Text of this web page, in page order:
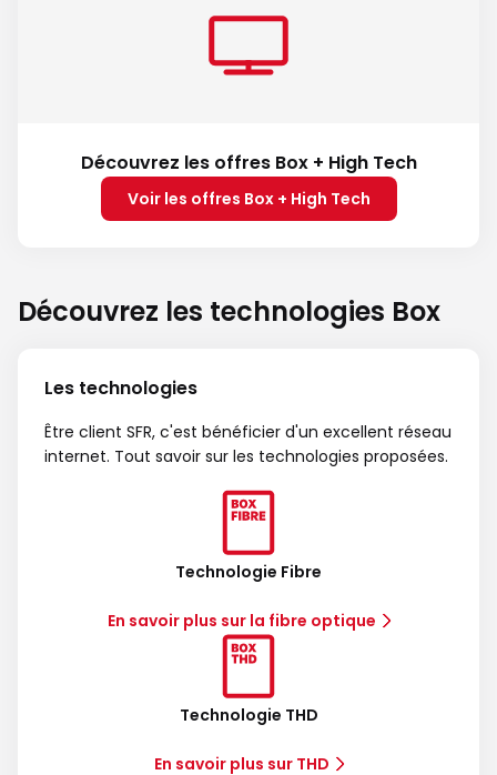
Découvrez les offres Box + High Tech
Voir les offres Box + High Tech
Découvrez les technologies Box
Les technologies
Être client SFR, c'est bénéficier d'un excellent réseau
internet. Tout savoir sur les technologies proposées.
Technologie Fibre
En savoir plus sur la fibre optique
Technologie THD
En savoir plus sur THD